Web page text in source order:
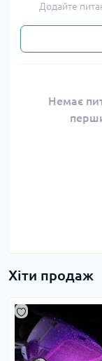
Додайте
Немає
Хіти продаж